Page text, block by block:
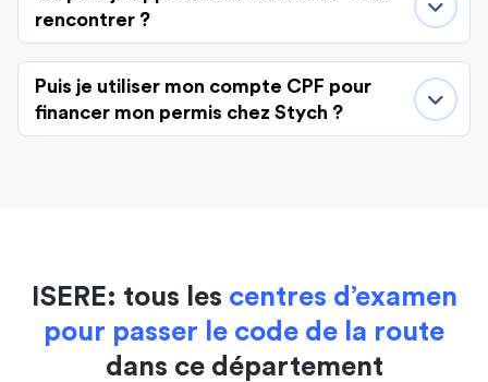
rencontrer ?
Puis je utiliser mon compte CPF pour
financer mon permis chez Stych ?
ISERE: tous les centres d’examen
pour passer le code de la route
dans ce département